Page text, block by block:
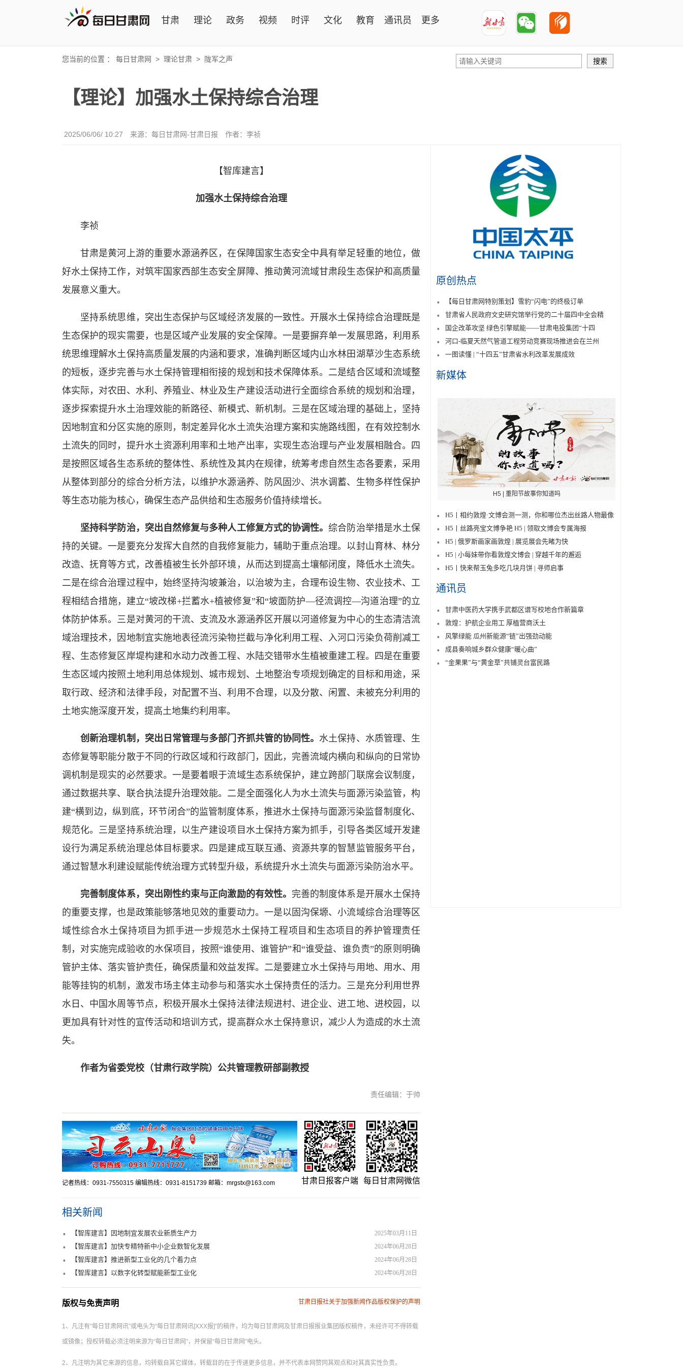
甘肃 理论 政务 视频 时评 文化 教育 通讯员 更多
您当前的位置 ： 每日甘肃网 > 理论甘肃 > 陇军之声
【理论】加强水土保持综合治理
2025/06/06/ 10:27 来源：每日甘肃网-甘肃日报 作者：李祯
【智库建言】
加强水土保持综合治理
李祯
甘肃是黄河上游的重要水源涵养区，在保障国家生态安全中具有举足轻重的地位，做
好水土保持工作，对筑牢国家西部生态安全屏障、推动黄河流域甘肃段生态保护和高质量
发展意义重大。
坚持系统思维，突出生态保护与区域经济发展的一致性。开展水土保持综合治理既是
生态保护的现实需要，也是区域产业发展的安全保障。一是要摒弃单一发展思路，利用系
统思维理解水土保持高质量发展的内涵和要求，准确判断区域内山水林田湖草沙生态系统
的短板，逐步完善与水土保持管理相衔接的规划和技术保障体系。二是结合区域和流域整
体实际，对农田、水利、养殖业、林业及生产建设活动进行全面综合系统的规划和治理，
逐步探索提升水土治理效能的新路径、新模式、新机制。三是在区域治理的基础上，坚持
因地制宜和分区实施的原则，制定差异化水土流失治理方案和实施路线图，在有效控制水
土流失的同时，提升水土资源利用率和土地产出率，实现生态治理与产业发展相融合。四
是按照区域各生态系统的整体性、系统性及其内在规律，统筹考虑自然生态各要素，采用
从整体到部分的综合分析方法，以维护水源涵养、防风固沙、洪水调蓄、生物多样性保护
等生态功能为核心，确保生态产品供给和生态服务价值持续增长。
坚持科学防治，突出自然修复与多种人工修复方式的协调性。综合防治举措是水土保
持的关键。一是要充分发挥大自然的自我修复能力，辅助于重点治理。以封山育林、林分
改造、抚育等方式，改善植被生长外部环境，从而达到提高土壤郁闭度，降低水土流失。
二是在综合治理过程中，始终坚持沟坡兼治，以治坡为主，合理布设生物、农业技术、工
程相结合措施，建立“坡改梯+拦蓄水+植被修复”和“坡面防护—径流调控—沟道治理”的立
体防护体系。三是对黄河的干流、支流及水源涵养区开展以河道修复为中心的生态清洁流
域治理技术，因地制宜实施地表径流污染物拦截与净化利用工程、入河口污染负荷削减工
程、生态修复区岸堤构建和水动力改善工程、水陆交错带水生植被重建工程。四是在重要
生态区域内按照土地利用总体规划、城市规划、土地整治专项规划确定的目标和用途，采
取行政、经济和法律手段，对配置不当、利用不合理，以及分散、闲置、未被充分利用的
土地实施深度开发，提高土地集约利用率。
创新治理机制，突出日常管理与多部门齐抓共管的协同性。 水土保持、水质管理、生
态修复等职能分散于不同的行政区域和行政部门，因此，完善流域内横向和纵向的日常协
调机制是现实的必然要求。一是要着眼于流域生态系统保护，建立跨部门联席会议制度，
通过数据共享、联合执法提升治理效能。二是全面强化人为水土流失与面源污染监管，构
建“横到边，纵到底，环节闭合”的监管制度体系，推进水土保持与面源污染监督制度化、
规范化。三是坚持系统治理，以生产建设项目水土保持方案为抓手，引导各类区域开发建
设行为满足系统治理总体目标要求。四是建成互联互通、资源共享的智慧监管服务平台，
通过智慧水利建设赋能传统治理方式转型升级，系统提升水土流失与面源污染防治水平。
完善制度体系，突出刚性约束与正向激励的有效性。 完善的制度体系是开展水土保持
的重要支撑，也是政策能够落地见效的重要动力。一是以固沟保塬、小流域综合治理等区
域性综合水土保持项目为抓手进一步规范水土保持工程项目和生态项目的养护管理责任
制，对实施完成验收的水保项目，按照“谁使用、谁管护”和“谁受益、谁负责”的原则明确
管护主体、落实管护责任，确保质量和效益发挥。二是要建立水土保持与用地、用水、用
能等挂钩的机制，激发市场主体主动参与和落实水土保持责任的活力。三是充分利用世界
水日、中国水周等节点，积极开展水土保持法律法规进村、进企业、进工地、进校园，以
更加具有针对性的宣传活动和培训方式，提高群众水土保持意识，减少人为造成的水土流
失。
作者为省委党校（甘肃行政学院）公共管理教研部副教授
责任编辑：于帅
记者热线：0931-7550315 编辑热线：0931-8151739 邮箱：mrgstx@163.com 甘肃日报客户端 每日甘肃网微信
相关新闻
2025年03月11日
【智库建言】因地制宜发展农业新质生产力
2024年06月28日
【智库建言】加快专精特新中小企业数智化发展
2024年06月28日
【智库建言】推进新型工业化的几个着力点
2024年06月28日
【智库建言】以数字化转型赋能新型工业化
甘肃日报社关于加强新闻作品版权保护的声明
版权与免责声明
1、凡注有“每日甘肃网讯”或电头为“每日甘肃网讯[XXX报]”的稿件，均为每日甘肃网及甘肃日报报业集团版权稿件，未经许可不得转载
或镜像；授权转载必须注明来源为“每日甘肃网”，并保留“每日甘肃网”电头。
2、凡注明为其它来源的信息，均转载自其它媒体，转载目的在于传递更多信息，并不代表本网赞同其观点和对其真实性负责。
原创热点
【每日甘肃网特别策划】雪豹“闪电”的终极订单
甘肃省人民政府文史研究馆举行党的二十届四中全会精
国企改革攻坚 绿色引擎赋能——甘肃电投集团“十四
河口-临夏天然气管道工程劳动竞赛现场推进会在兰州
一图读懂 | “十四五”甘肃省水利改革发展成效
新媒体
H5 | 重阳节故事你知道吗
H5丨相约敦煌·文博会测一测，你和哪位杰出丝路人物最像
H5丨丝路亮宝文博争艳 H5 | 领取文博会专属海报
H5 | 俄罗斯画家画敦煌 | 展览展会先睹为快
H5 | 小每妹带你看敦煌文博会 | 穿越千年的邂逅
H5丨快来帮玉兔多吃几块月饼 | 寻师启事
通讯员
甘肃中医药大学携手武都区谱写校地合作新篇章
敦煌：护航企业用工 厚植营商沃土
风擎绿能 瓜州新能源“链”出强劲动能
成县奏响城乡群众健康“暖心曲”
“金果果”与“黄金草”共铺灵台富民路